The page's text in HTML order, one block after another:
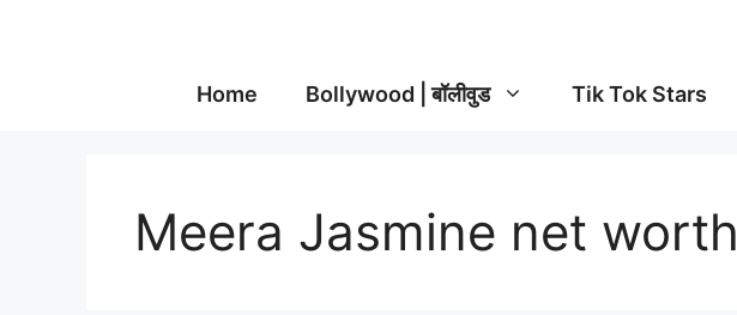
Home Bollywood | बॉलीवुड Tik Tok Stars
Meera Jasmine net worth